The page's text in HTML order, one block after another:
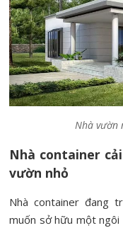
Nhà vườn
Nhà container
vườn nhỏ
Nhà container đang
muốn sở hữu một ngôi